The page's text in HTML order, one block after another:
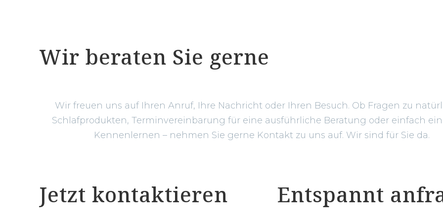
Wir beraten Sie gerne
Wir freuen uns auf Ihren Anruf, Ihre Nachricht oder Ihren Besuch. Ob Fragen zu
Schlafprodukten, Terminvereinbarung für eine ausführliche Beratung oder einfach ein
Kennenlernen – nehmen Sie gerne Kontakt zu uns auf. Wir sind für Sie da.
Jetzt kontaktieren Entspannt